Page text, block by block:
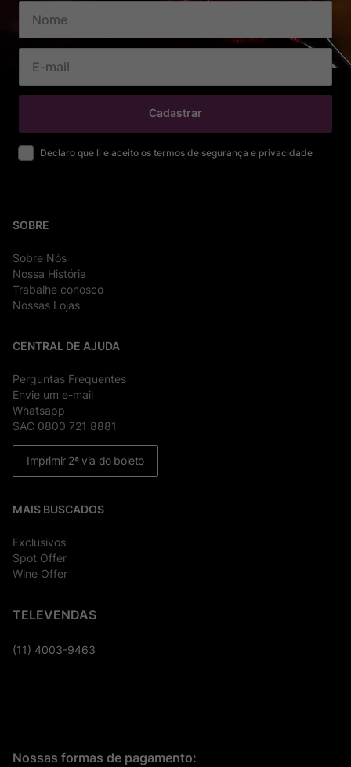
Cadastrar
Declaro que li e aceito os termos de segurança e privacidade
SOBRE
Sobre Nós
Nossa História
Trabalhe conosco
Nossas Lojas
CENTRAL DE AJUDA
Perguntas Frequentes
Envie um e-mail
Whatsapp
SAC 0800 721 8881
Imprimir 2ª via do boleto
MAIS BUSCADOS
Exclusivos
Spot Offer
Wine Offer
TELEVENDAS
(11) 4003-9463
Nossas formas de pagamento: